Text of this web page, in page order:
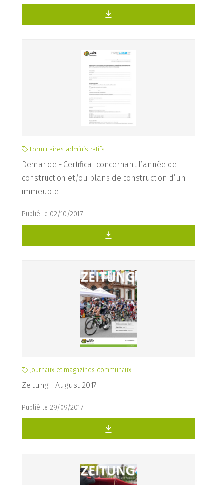
Formulaires administratifs
Demande - Certificat concernant l’année de
construction et/ou plans de construction d’un
immeuble
Publié le 02/10/2017
Journaux et magazines communaux
Zeitung - August 2017
Publié le 29/09/2017